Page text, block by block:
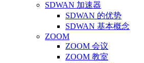
SDWAN 加速器
SDWAN 的优势
SDWAN 基本概念
ZOOM
ZOOM 会议
ZOOM 教室